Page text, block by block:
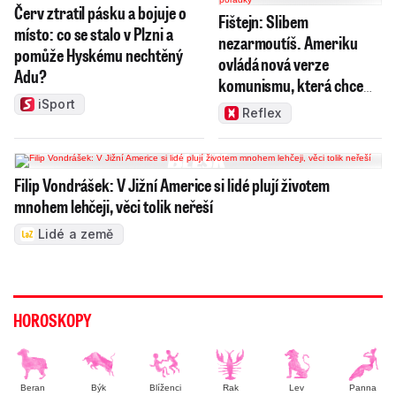
Červ ztratil pásku a bojuje o
místo: co se stalo v Plzni a
pomůže Hyskému nechtěný
Adu?
iSport
Fištejn: Slibem
nezarmoutíš. Ameriku
ovládá nová verze
komunismu, která chce
měnit zajeté pořádky
Reflex
Filip Vondrášek: V Jižní Americe si lidé plují životem
mnohem lehčeji, věci tolik neřeší
Lidé a země
HOROSKOPY
Beran Býk Blíženci Rak Lev Panna